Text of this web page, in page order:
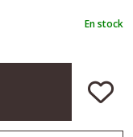
En stock